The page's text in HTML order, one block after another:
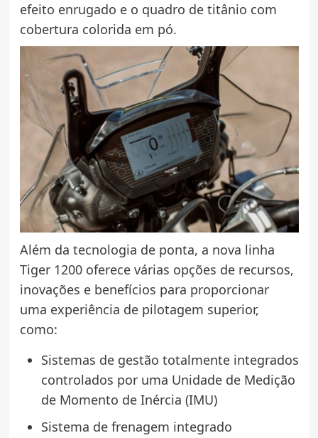
efeito enrugado e o quadro de titânio com
cobertura colorida em pó.
Além da tecnologia de ponta, a nova linha
Tiger 1200 oferece várias opções de recursos,
inovações e benefícios para proporcionar
uma experiência de pilotagem superior,
como:
Sistemas de gestão totalmente integrados
controlados por uma Unidade de Medição
de Momento de Inércia (IMU)
Sistema de frenagem integrado